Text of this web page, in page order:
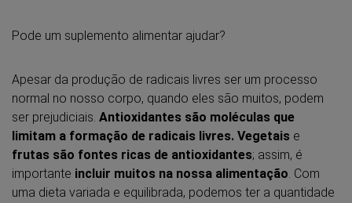
Pode um suplemento alimentar ajudar?
Apesar da produção de radicais livres ser um processo
normal no nosso corpo, quando eles são muitos, podem
ser prejudiciais. Antioxidantes são moléculas que
limitam a formação de radicais livres. Vegetais e
frutas são fontes ricas de antioxidantes; assim, é
importante incluir muitos na nossa alimentação. Com
uma dieta variada e equilibrada, podemos ter a quantidade